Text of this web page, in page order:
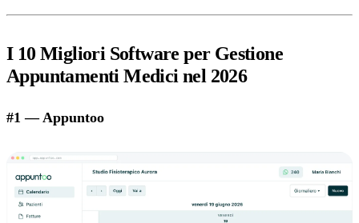
I 10 Migliori Software per Gestione
Appuntamenti Medici nel 2026
#1 — Appuntoo